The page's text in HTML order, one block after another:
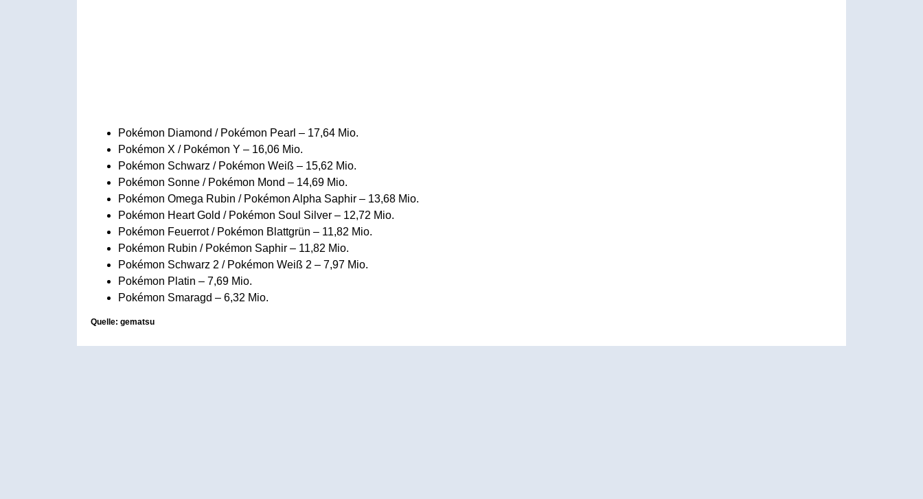
Pokémon Diamond / Pokémon Pearl – 17,64 Mio.
Pokémon X / Pokémon Y – 16,06 Mio.
Pokémon Schwarz / Pokémon Weiß – 15,62 Mio.
Pokémon Sonne / Pokémon Mond – 14,69 Mio.
Pokémon Omega Rubin / Pokémon Alpha Saphir – 13,68 Mio.
Pokémon Heart Gold / Pokémon Soul Silver – 12,72 Mio.
Pokémon Feuerrot / Pokémon Blattgrün – 11,82 Mio.
Pokémon Rubin / Pokémon Saphir – 11,82 Mio.
Pokémon Schwarz 2 / Pokémon Weiß 2 – 7,97 Mio.
Pokémon Platin – 7,69 Mio.
Pokémon Smaragd – 6,32 Mio.
Quelle: gematsu